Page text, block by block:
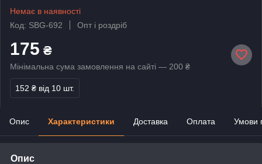
Немає в наявності
Код: SBG-692
Опт і роздріб
175 ₴
Мінімальна сума замовлення на сайті — 200 ₴
152 ₴ від 10 шт.
Опис Характеристики Доставка Оплата Умови
Опис